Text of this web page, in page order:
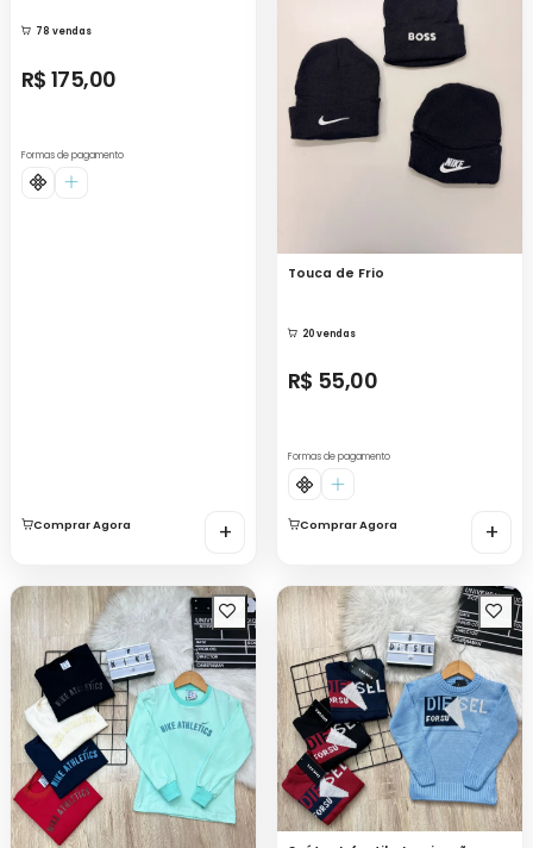
78 vendas
R$ 175,00
Formas de pagamento
Comprar Agora +
Touca de Frio
20 vendas
R$ 55,00
Formas de pagamento
Comprar Agora +